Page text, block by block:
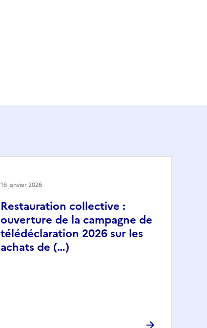
Restauration collective :
ouverture de la campagne de
télédéclaration 2026 sur les
achats de (…)
16 janvier 2026